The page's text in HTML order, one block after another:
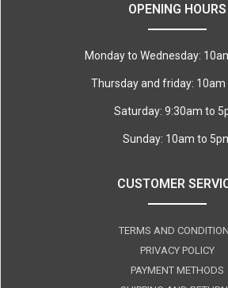
OPENING HOURS
Monday to Wednesday:
Thursday and friday: 10am
Saturday: 9:30am to
Sunday: 10am to
CUSTOMER
TERMS AND
PRIVACY POLICY
PAYMENT METHODS